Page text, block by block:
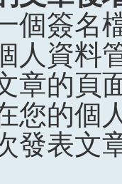
個簽名
人資料
章的頁
您的個
發表文